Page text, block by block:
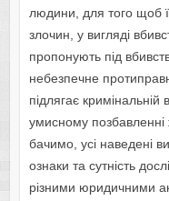
людини, для того щоб
злочин, у вигляді
пропонують під
небезпечне
підлягає кримінальній
умисному
бачимо, усі наведені
ознаки та сутність
різними юридичними